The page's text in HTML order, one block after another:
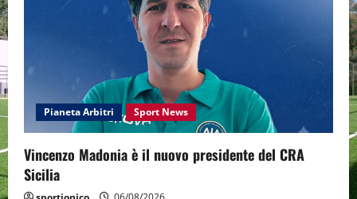
Pianeta Arbitri Sport News
Vincenzo Madonia è il nuovo presidente del CRA
Sicilia